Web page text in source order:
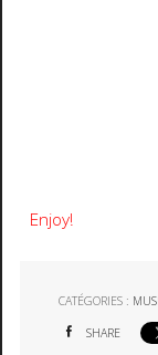
Enjoy!
CATÉGORIES :
SHARE